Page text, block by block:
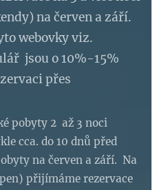
na červen a září.
webovky viz.
jsou o 10%-15%
přes
pobyty 2 až 3 noci
cca. do 10 dnů před
na červen a září. Na
přijímáme rezervace